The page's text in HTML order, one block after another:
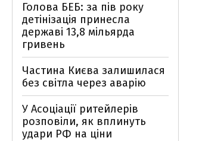
Голова БЕБ: за пів року
детінізація принесла
державі 13,8 мільярда
гривень
Частина Києва залишилася
без світла через аварію
У Асоціації ритейлерів
розповіли, як вплинуть
удари РФ на ціни